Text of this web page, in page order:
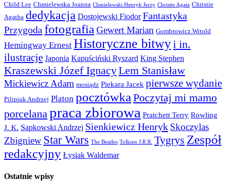
Child Lee Chmielewska Joanna Chmielewski Henryk Jerzy Christie Agata Christie
Agatha dedykacja Dostojewski Fiodor Fantastyka
Przygoda fotografia Gewert Marian Gombrowicz Witold
Hemingway Ernest Historyczne bitwyi in.
ilustracje Japonia Kapuściński Ryszard King Stephen
Kraszewski Józef IgnacyLem Stanisław
Mickiewicz Adam mosiądz Piekara Jacek pierwsze wydanie
Pilipiuk Andrzej Platon pocztówka Poczytaj mi mamo
porcelanapraca zbiorowa Pratchett Terry Rowling
J. K. Sapkowski Andrzej Sienkiewicz Henryk Skoczylas
Zbigniew Star Wars The Beatles Tolkien J.R.R. Tygrys Zespół
redakcyjny Łysiak Waldemar
Ostatnie wpisy